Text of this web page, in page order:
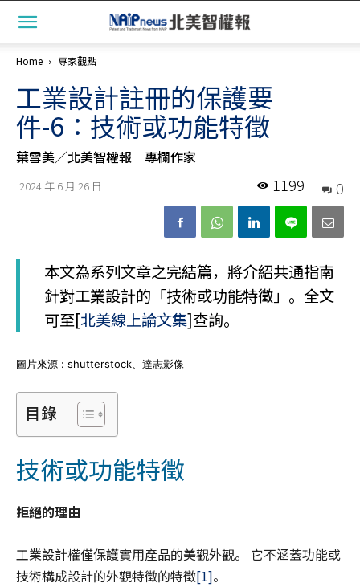
Home 專家觀點
工業設計註冊的保護要
件-6：技術或功能特徵
葉雪美╱北美智權報 專欄作家
2024 年 6 月 26 日 0
1199
本文為系列文章之完結篇，將介紹共通指南
針對工業設計的「技術或功能特徵」。全文
可至[北美線上論文集]查詢。
圖片來源 : shutterstock、達志影像
目錄
技術或功能特徵
拒絕的理由
工業設計權僅保護實用產品的美觀外觀。 它不涵蓋功能或
技術構成設計的外觀特徵的特徵[1]。